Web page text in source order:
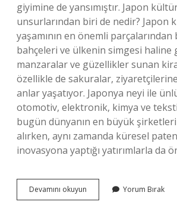
giyimine de yansımıştır. Japon
unsurlarından biri de nedir? Japon
yaşamının en önemli
bahçeleri ve ülkenin simgesi haline
manzaralar ve güzellikler sunan
özellikle de sakuralar,
anlar yaşatıyor. Japonya neyi ile
otomotiv, elektronik, kimya ve
bugün dünyanın en büyük
alırken, aynı zamanda küresel
inovasyona yaptığı yatırımlarla da
Devamını okuyun Japonya
Kültüründe
Yorum Bırak